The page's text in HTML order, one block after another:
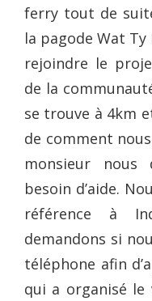
ferry tout de
la pagode Wat
rejoindre le
de la
se trouve à 4km
de comment nous
monsieur nous
besoin d’aide.
référence à
demandons si
téléphone afin
qui a organisé le